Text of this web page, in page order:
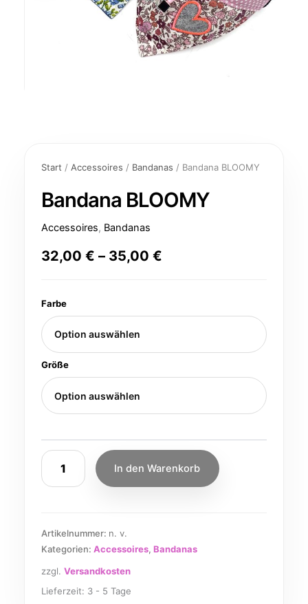
Start / Accessoires / Bandanas / Bandana BLOOMY
Bandana BLOOMY
Accessoires, Bandanas
32,00 € – 35,00 €
Farbe
Größe
BLOOMY
In den Warenkorb
Artikelnummer: n. v.
Kategorien: Accessoires, Bandanas
zzgl. Versandkosten
Lieferzeit: 3 - 5 Tage